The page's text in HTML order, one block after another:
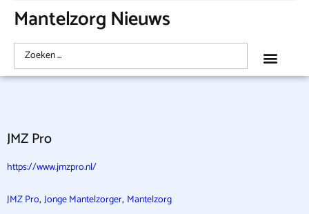
Mantelzorg Nieuws
JMZ Pro
https://www.jmzpro.nl/
JMZ Pro, Jonge Mantelzorger, Mantelzorg